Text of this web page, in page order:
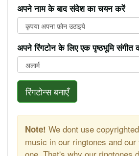
अपने नाम के बाद संदेश का चयन करें
अपने रिंगटोन के लिए एक पृष्ठभूमि
रिंगटोन्स बनाएँ
Note! We dont use
music in our ringtones and
one. That's why our ringtones